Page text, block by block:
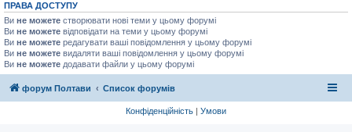
ПРАВА ДОСТУПУ
Ви не можете створювати нові теми у цьому форумі
Ви не можете відповідати на теми у цьому форумі
Ви не можете редагувати ваші повідомлення у цьому форумі
Ви не можете видаляти ваші повідомлення у цьому форумі
Ви не можете додавати файли у цьому форумі
форум Полтави Список форумів
Конфіденційність | Умови